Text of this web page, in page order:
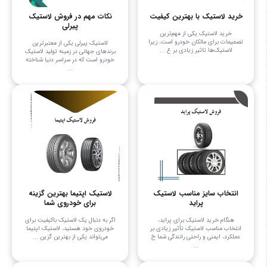
خرید لاستیک با بهترین کیفیت
خرید لاستیک یکی از مهم‌ترین
تصمیمات برای مالکان خودرو است، زیرا
لاستیک‌ها تاثیر زیادی بر ع ...
نکات مهم در فروش لاستیک
پیرلی
لاستیک پیرلی یکی از معتبرترین
برندهای جهانی در زمینه تولید لاستیک
خودرو است که در سراسر دنیا شناخته
...
انتخاب سایز مناسب لاستیک
پراید
هنگام خرید لاستیک برای پراید،
انتخاب مناسب لاستیک تأثیر زیادی بر
عملکرد، ایمنی و راحتی رانندگی شما خ
...
لاستیک اپتیما بهترین گزینه
برای خودروی شما
اگر به دنبال یک لاستیک باکیفیت برای
خودروی خود هستید، لاستیک اپتیما
می‌تواند یکی از بهترین گزین ...